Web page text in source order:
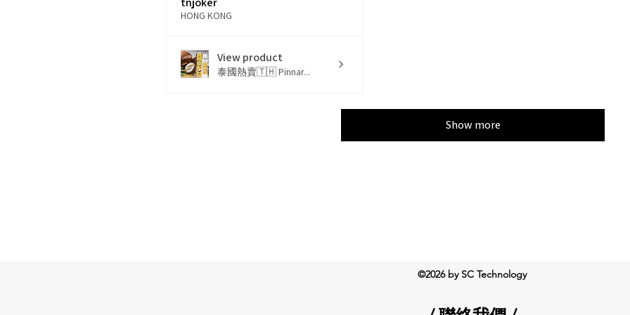
HONG KONG
View product
泰國熱賣🇹🇭 Pinnar...
Show more
©2026 by SC Technology